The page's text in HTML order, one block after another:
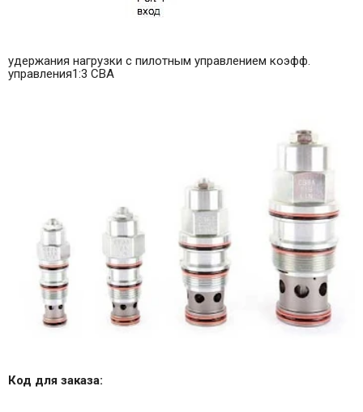
удержания нагрузки с пилотным управлением коэфф.
управления1:3 CBA
Код для заказа: